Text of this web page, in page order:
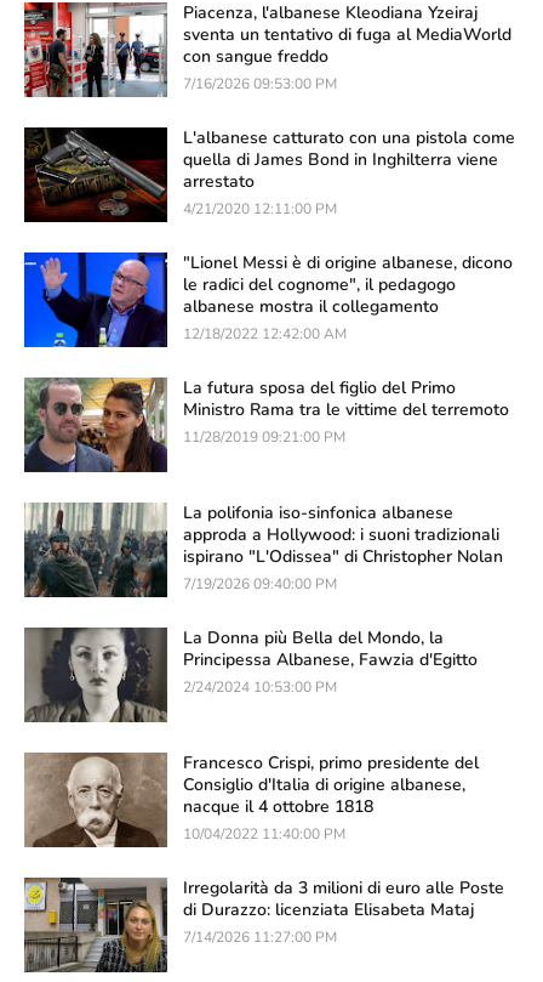
Piacenza, l'albanese Kleodiana Yzeiraj
sventa un tentativo di fuga al MediaWorld
con sangue freddo
7/16/2026 09:53:00 PM
L'albanese catturato con una pistola come
quella di James Bond in Inghilterra viene
arrestato
4/21/2020 12:11:00 PM
"Lionel Messi è di origine albanese, dicono
le radici del cognome", il pedagogo
albanese mostra il collegamento
12/18/2022 12:42:00 AM
La futura sposa del figlio del Primo
Ministro Rama tra le vittime del terremoto
11/28/2019 09:21:00 PM
La polifonia iso-sinfonica albanese
approda a Hollywood: i suoni tradizionali
ispirano "L'Odissea" di Christopher Nolan
7/19/2026 09:40:00 PM
La Donna più Bella del Mondo, la
Principessa Albanese, Fawzia d'Egitto
2/24/2024 10:53:00 PM
Francesco Crispi, primo presidente del
Consiglio d'Italia di origine albanese,
nacque il 4 ottobre 1818
10/04/2022 11:40:00 PM
Irregolarità da 3 milioni di euro alle Poste
di Durazzo: licenziata Elisabeta Mataj
7/14/2026 11:27:00 PM